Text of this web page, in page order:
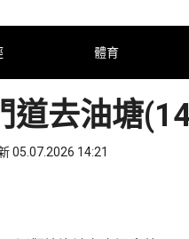
體育
道去油塘
05.07.2026 14:21